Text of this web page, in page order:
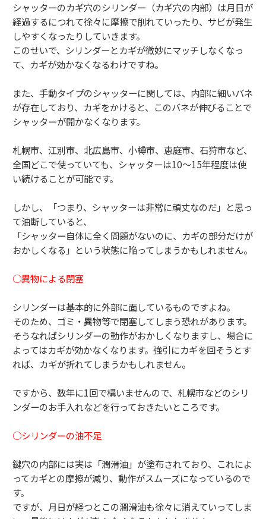
シャッターのカギ穴のシリンダー（カギ穴の内部） は月日が
経過するにつれて徐々に摩擦で削れていったり、 サビが発生
しやすくなったりしていきます。
このせいで、シリンダーとカギが微妙にマッチしなくなっ
て、 カギが効かなくなるわけですね。
また、手動タイプのシャッターに関しては、 内部に細いバネ
が存在しており、カギをかけると、
このバネが伸びることで
シャッターが開かなくなります。
札幌市、江別市、北広島市、小樽市、恵庭市、石狩市など、
全国どこで使っていても、シャッターは10～15年程度は使
い続けることが可能です。
しかし、「つまり、シャッターは非常に頑丈なのだ」 と思っ
て油断していると、
「シャッター自体に全く問題がないのに、 カギの部分だけが
おかしくなる」 という状態に陥ってしまうかもしれません。
○異物による閉塞
シリンダーは基本的に外部に面しているものですよね。
そのため、ゴミ・異物等で閉塞してしまう恐れがあります。
そうなればシリンダーの動作がおかしくなりますし、 場合に
よってはカギが効かなくなります。 強引にカギを回そうとす
れば、 カギが折れてしまうかもしれません。
ですから、数年に1回で構いませんので、 札幌市などのシリ
ンダーのお手入れなどを行っておきたいところです。
○シリンダーの油不足
鍵穴の内部には実は「潤滑油」が塗布されており、
これによ
ってカギとの摩擦が減り、 動作がスムーズになっているので
す。
ですが、月日が経つとこの潤滑油も徐々に消えていってしま